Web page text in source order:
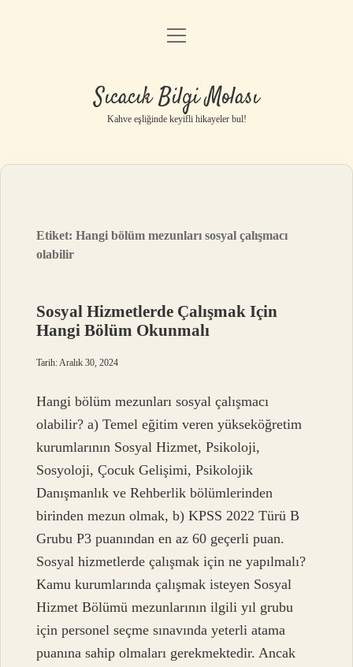
Anasayfa
Yasal Uyarı
menüyü
Sıcacık Bilgi Molası
Kahve eşliğinde keyifli hikayeler bul!
Etiket:Hangi bölüm mezunları sosyal çalışmacı
olabilir
Sosyal Hizmetlerde Çalışmak Için
Hangi Bölüm Okunmalı
Tarih: Aralık 30, 2024
Hangi bölüm mezunları sosyal çalışmacı
olabilir? a) Temel eğitim veren yükseköğretim
kurumlarının Sosyal Hizmet, Psikoloji,
Sosyoloji, Çocuk Gelişimi, Psikolojik
Danışmanlık ve Rehberlik bölümlerinden
birinden mezun olmak, b) KPSS 2022 Türü B
Grubu P3 puanından en az 60 geçerli puan.
Sosyal hizmetlerde çalışmak için ne yapılmalı?
Kamu kurumlarında çalışmak isteyen Sosyal
Hizmet Bölümü mezunlarının ilgili yıl grubu
için personel seçme sınavında yeterli atama
puanına sahip olmaları gerekmektedir. Ancak